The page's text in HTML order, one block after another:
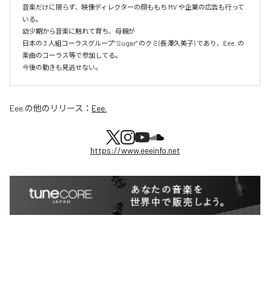
音楽だけに限らず、映像ディレクターの顔ももち MV や企業の広告も行って
いる。
幼少期から音楽に触れて育ち、母親が
日本の 3 人組コーラスグループ” Sugar” のクミ(長澤久美子) であり、Eee. の
楽曲のコーラス等で参加してる。
今後の動きも見逃せない。
Eee.の他のリリース： Eee.
https://www.eeeinfo.net